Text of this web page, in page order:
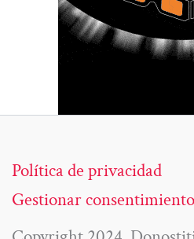
Política de privacidad
Gestionar